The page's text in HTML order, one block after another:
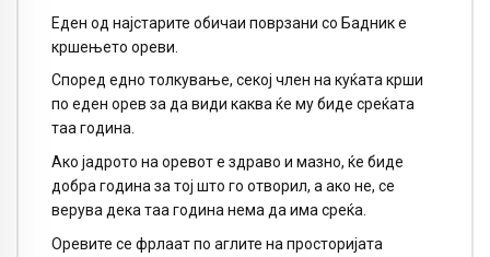
Еден од најстарите обичаи поврзани со Бадник е
кршењето ореви.
Според едно толкување, секој член на куќата крши
по еден орев за да види каква ќе му биде среќата
таа година.
Ако јадрото на оревот е здраво и мазно, ќе биде
добра година за тој што го отворил, а ако не, се
верува дека таа година нема да има среќа.
Оревите се фрлаат по аглите на просторијата